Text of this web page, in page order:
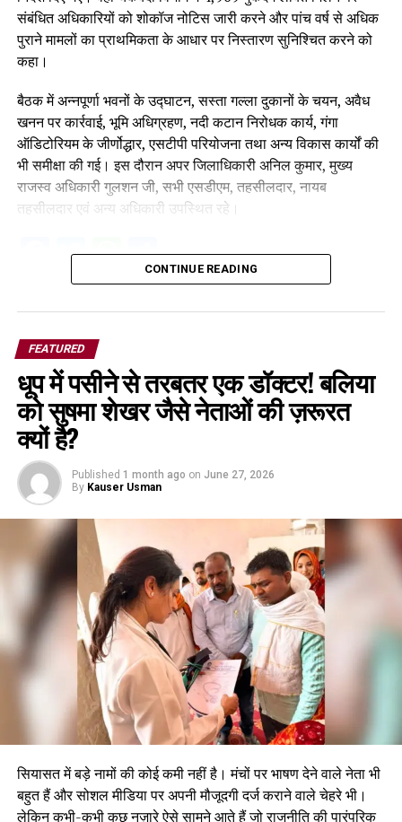
संबंधित अधिकारियों को शोकॉज नोटिस जारी करने और पांच वर्ष से अधिक
पुराने मामलों का प्राथमिकता के आधार पर निस्तारण सुनिश्चित करने को
कहा।
बैठक में अन्नपूर्णा भवनों के उद्घाटन, सस्ता गल्ला दुकानों के चयन, अवैध
खनन पर कार्रवाई, भूमि अधिग्रहण, नदी कटान निरोधक कार्य, गंगा
ऑडिटोरियम के जीर्णोद्धार, एसटीपी परियोजना तथा अन्य विकास कार्यों की
भी समीक्षा की गई। इस दौरान अपर जिलाधिकारी अनिल कुमार, मुख्य
राजस्व अधिकारी गुलशन जी, सभी एसडीएम, तहसीलदार, नायब
तहसीलदार एवं अन्य अधिकारी उपस्थित रहे।
Facebook
Twitter
WhatsApp
Share
CONTINUE READING
FEATURED
धूप में पसीने से तरबतर एक डॉक्टर! बलिया
को सुषमा शेखर जैसे नेताओं की ज़रूरत
क्यों है?
Published 1 month ago on June 27, 2026
By Kauser Usman
सियासत में बड़े नामों की कोई कमी नहीं है। मंचों पर भाषण देने वाले नेता भी
बहुत हैं और सोशल मीडिया पर अपनी मौजूदगी दर्ज कराने वाले चेहरे भी।
लेकिन कभी-कभी कुछ नज़ारे ऐसे सामने आते हैं जो राजनीति की पारंपरिक